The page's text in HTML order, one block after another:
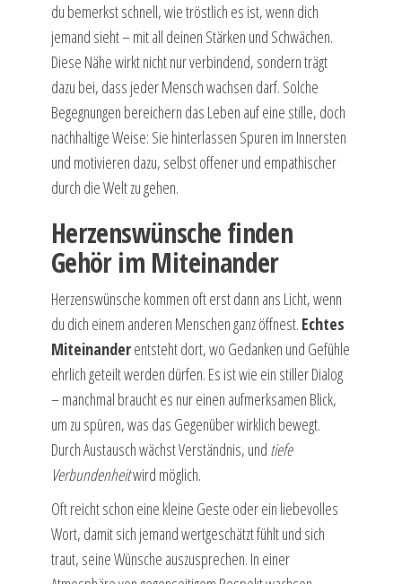
du bemerkst schnell, wie tröstlich es ist, wenn dich
jemand sieht – mit all deinen Stärken und Schwächen.
Diese Nähe wirkt nicht nur verbindend, sondern trägt
dazu bei, dass jeder Mensch wachsen darf. Solche
Begegnungen bereichern das Leben auf eine stille, doch
nachhaltige Weise: Sie hinterlassen Spuren im Innersten
und motivieren dazu, selbst offener und empathischer
durch die Welt zu gehen.
Herzenswünsche finden
Gehör im Miteinander
Herzenswünsche kommen oft erst dann ans Licht, wenn
du dich einem anderen Menschen ganz öffnest. Echtes
Miteinanderentsteht dort, wo Gedanken und Gefühle
ehrlich geteilt werden dürfen. Es ist wie ein stiller Dialog
– manchmal braucht es nur einen aufmerksamen Blick,
um zu spüren, was das Gegenüber wirklich bewegt.
Durch Austausch wächst Verständnis, und tiefe
Verbundenheitwird möglich.
Oft reicht schon eine kleine Geste oder ein liebevolles
Wort, damit sich jemand wertgeschätzt fühlt und sich
traut, seine Wünsche auszusprechen. In einer